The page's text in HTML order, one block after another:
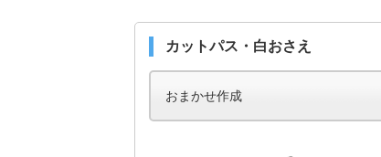
カットパス・白おさえ